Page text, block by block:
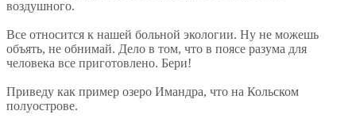
воздушного.
Все относится к нашей больной экологии. Ну не можешь
объять, не обнимай. Дело в том, что в поясе разума для
человека все приготовлено. Бери!
Приведу как пример озеро Имандра, что на Кольском
полуострове.